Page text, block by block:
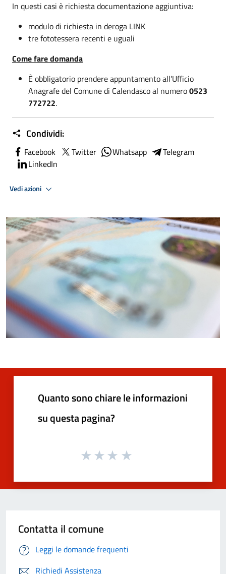
In questi casi è richiesta documentazione aggiuntiva:
modulo di richiesta in deroga LINK
tre fototessera recenti e uguali
Come fare domanda
È obbligatorio prendere appuntamento all’Ufficio
Anagrafe del Comune di Calendasco al numero0523
772722.
Condividi:
Facebook Twitter Whatsapp
Telegram
LinkedIn
Vedi azioni
Quanto sono chiare le informazioni
su questa pagina?
Contatta il comune
Leggi le domande frequenti
Richiedi Assistenza